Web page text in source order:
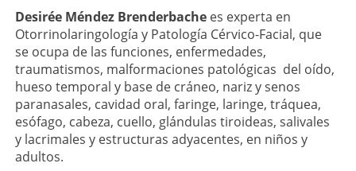
Desirée Méndez Brenderbachees experta en
Otorrinolaringología y Patología Cérvico-Facial, que
se ocupa de las funciones, enfermedades,
traumatismos, malformaciones patológicas del oído,
hueso temporal y base de cráneo, nariz y senos
paranasales, cavidad oral, faringe, laringe, tráquea,
esófago, cabeza, cuello, glándulas tiroideas, salivales
y lacrimales y estructuras adyacentes, en niños y
adultos.